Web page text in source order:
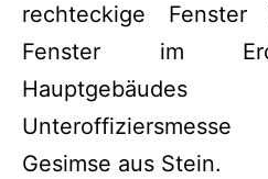
rechteckige Fenster
Fenster im
Gesimse aus Stein.